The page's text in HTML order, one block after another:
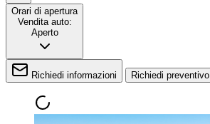
Orari di apertura
Vendita auto:
Aperto
Richiedi informazioni Richiedi preventivo